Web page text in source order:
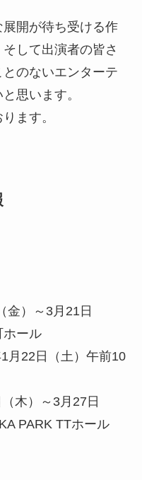
開が待ち受ける作
して出演者の皆さ
のないエンターテ
思います。
ます。
金）～3月21日
ール
月22日（土）午前10
木）～3月27日
PARK TTホール